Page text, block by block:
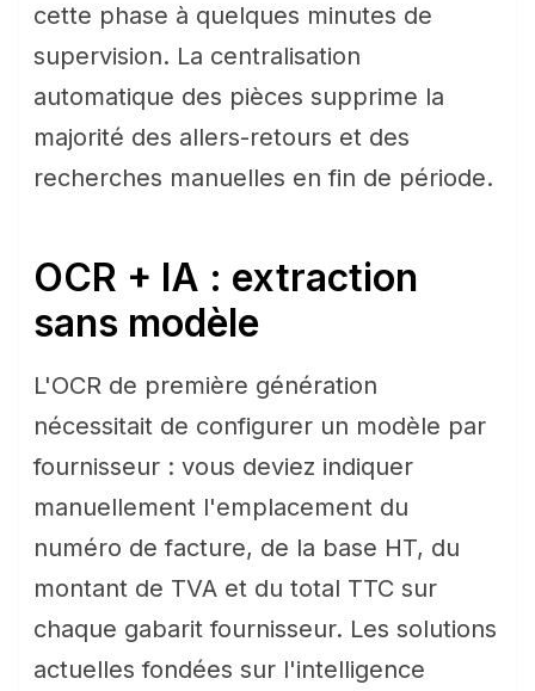
cette phase à quelques minutes de
supervision. La centralisation
automatique des pièces supprime la
majorité des allers-retours et des
recherches manuelles en fin de période.
OCR + IA : extraction
sans modèle
L'OCR de première génération
nécessitait de configurer un modèle par
fournisseur : vous deviez indiquer
manuellement l'emplacement du
numéro de facture, de la base HT, du
montant de TVA et du total TTC sur
chaque gabarit fournisseur. Les solutions
actuelles fondées sur l'intelligence